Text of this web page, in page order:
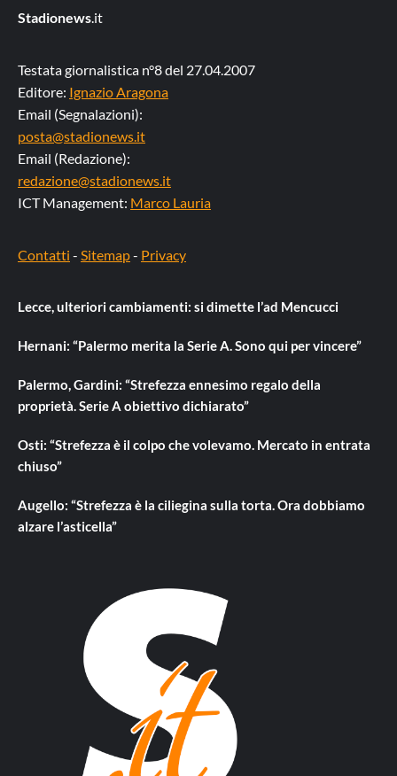
Stadionews.it
Testata giornalistica n°8 del 27.04.2007
Editore: Ignazio Aragona
Email (Segnalazioni):
posta@stadionews.it
Email (Redazione):
redazione@stadionews.it
ICT Management: Marco Lauria
Contatti - Sitemap- Privacy
Lecce, ulteriori cambiamenti: si dimette l’ad Mencucci
Hernani: “Palermo merita la Serie A. Sono qui per vincere”
Palermo, Gardini: “Strefezza ennesimo regalo della
proprietà. Serie A obiettivo dichiarato”
Osti: “Strefezza è il colpo che volevamo. Mercato in entrata
chiuso”
Augello: “Strefezza è la ciliegina sulla torta. Ora dobbiamo
alzare l’asticella”